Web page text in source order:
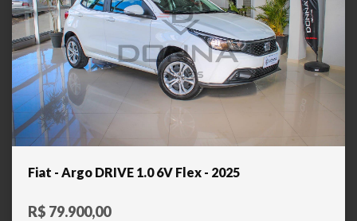
Fiat - Argo DRIVE 1.0 6V Flex - 2025
R$ 79.900,00